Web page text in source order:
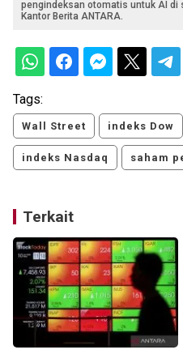
pengindeksan otomatis untuk AI
Kantor Berita ANTARA.
Tags:
Wall Street indeks Dow
indeks Nasdaq saham
Terkait